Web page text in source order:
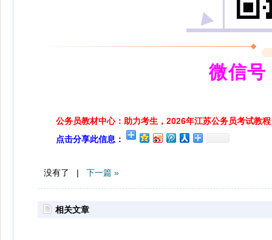
微信
公务员教材中心：助力考生，2026年江苏公务员考试教程
点击分享此信息：
没有了 | 下一篇 »
相关文章